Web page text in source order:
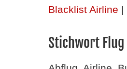
Blacklist Airline |
Stichwort